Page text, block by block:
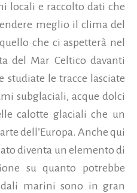
locali e raccolto dati che
meglio il clima del
che ci aspetterà nel
del Mar Celtico davanti
studiate le tracce lasciate
subglaciali, acque dolci
calotte glaciali che un
dell’Europa. Anche qui
diventa un elemento di
su quanto potrebbe
marini sono in gran